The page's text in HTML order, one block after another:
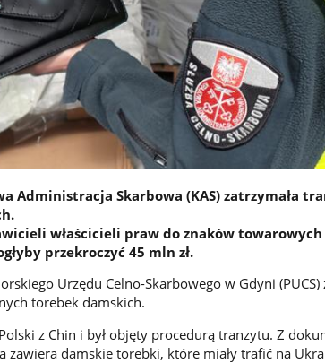
Administracja Skarbowa (KAS) zatrzymała
właścicieli praw do znaków
przekroczyć 45 mln zł.
Urzędu Celno-Skarbowego w Gdyni
torebek damskich.
z Chin i był objęty procedurą tranzytu. Z
zawiera damskie torebki, które miały trafić na